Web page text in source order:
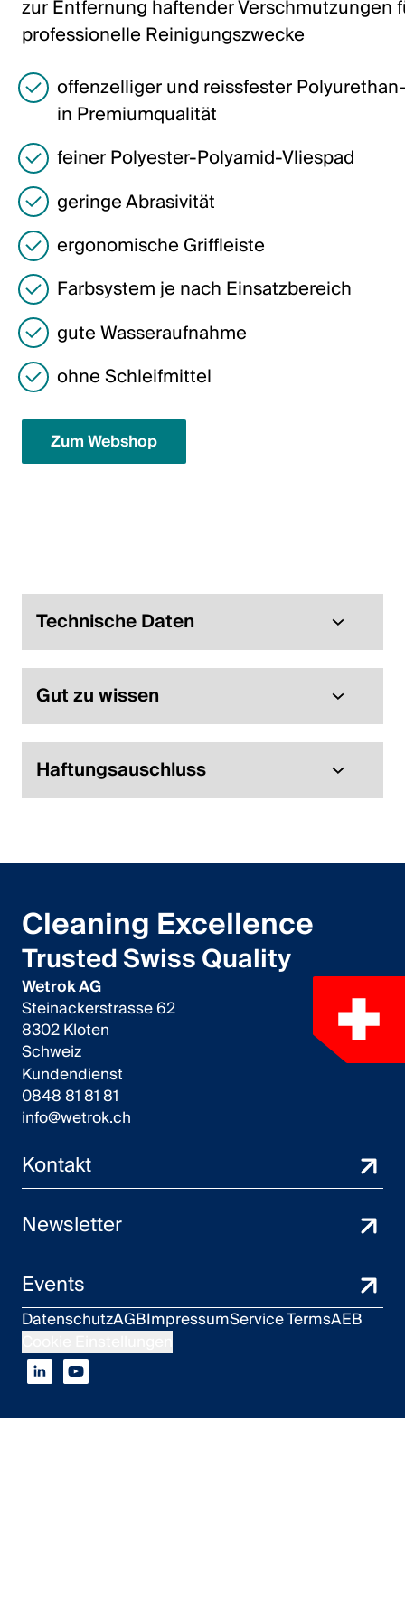
Italiano
English
Österreich
Deutsch
English
Deutschland
Deutsch
English
Schweden
Svenska
English
zur Entfernung haftender Verschmutzungen
professionelle Reinigungszwecke
offenzelliger und reissfester
in Premiumqualität
feiner Polyester-Polyamid-Vliespad
geringe Abrasivität
ergonomische Griffleiste
Farbsystem je nach Einsatzbereich
gute Wasseraufnahme
ohne Schleifmittel
Zum Webshop
Technische Daten
Gut zu wissen
Haftungsauschluss
Cleaning Excellence
Trusted Swiss Quality
Wetrok AG
Steinackerstrasse 62
8302 Kloten
Schweiz
Kundendienst
0848 81 81 81
info@wetrok.ch
Kontakt
Newsletter
Events
DatenschutzAGBImpressumService TermsAEB